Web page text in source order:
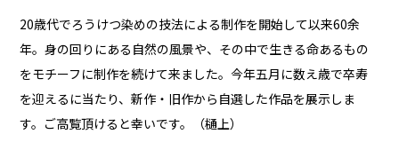
20歳代でろうけつ染めの技法による制作を開始して以来60余
年。身の回りにある自然の風景や、その中で生きる命あるもの
をモチーフに制作を続けて来ました。今年五月に数え歳で卒寿
を迎えるに当たり、新作・旧作から自選した作品を展示しま
す。ご高覧頂けると幸いです。（樋上）